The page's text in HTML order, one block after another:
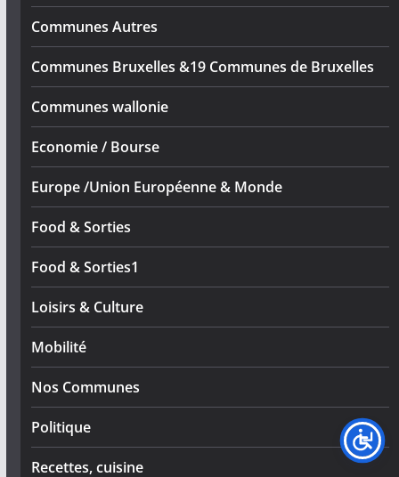
Communes Autres
Communes Bruxelles &19 Communes de Bruxelles
Communes wallonie
Economie / Bourse
Europe /Union Européenne & Monde
Food & Sorties
Food & Sorties1
Loisirs & Culture
Mobilité
Nos Communes
Politique
Recettes, cuisine